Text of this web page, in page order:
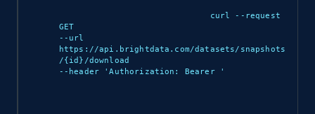
901+
curl --request
GET
--url
https://api.brightdata.com/datasets/snapshots
/{id}/download
--header 'Authorization: Bearer
'